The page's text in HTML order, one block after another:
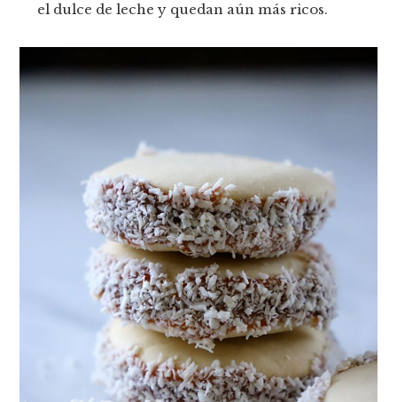
el dulce de leche y quedan aún más ricos.